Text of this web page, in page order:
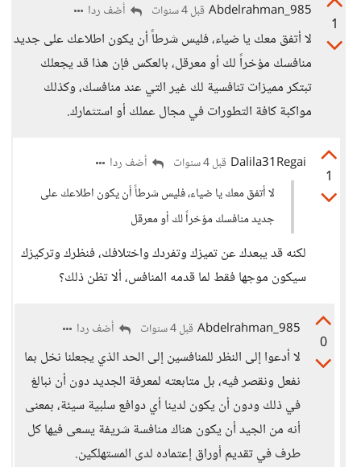
1
Abdelrahman_985 قبل 4 سنوات أضف ردا
لا أتفق معك يا ضياء، فليس شرطاً أن يكون اطلاعك على جديد
منافسك مؤخراً لك أو معرقل، بالعكس فإن هذا قد يجعلك
تبتكر مميزات تنافسية لك غير التي عند منافسك، وكذلك
مواكبة كافة التطورات في مجال عملك أو استثمارك.
1
Dalila31Regai قبل 4 سنوات
أضف ردا
لا أتفق معك يا ضياء، فليس شرطاً أن يكون اطلاعك على
جديد منافسك مؤخراً لك أو معرقل
لكنه قد يبعدك عن تميزك وتفردك واختلافك، فنظرك وتركيزك
سيكون موجها فقط لما قدمه المنافس، ألا تظن ذلك؟
0
Abdelrahman_985 قبل 4 سنوات أضف ردا
لا أدعوا إلى النظر للمنافسين إلى الحد الذي يجعلنا نخل بما
نفعل ونقصر فيه، بل متابعته لمعرفة الجديد دون أن نبالغ
في ذلك ودون أن يكون لدينا أي دوافع سلبية سيئة، بمعنى
أنه من الجيد أن يكون هناك منافسة شريفة يسعى فيها كل
طرف في تقديم أوراق إعتماده لدى المستهلكين.